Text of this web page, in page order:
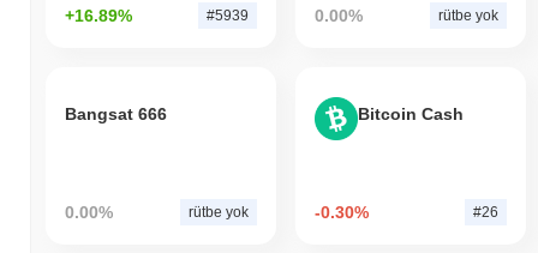
+16.89% #5939 0.00% rütbe yok
Bangsat 666
0.00% rütbe yok
Bitcoin Cash
-0.30% #26